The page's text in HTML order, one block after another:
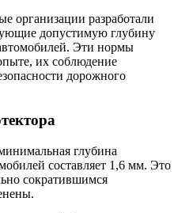
организации разработали
допустимую глубину
Эти нормы
их соблюдение
дорожного
глубина
составляет 1,6 мм. Это
сократившимся